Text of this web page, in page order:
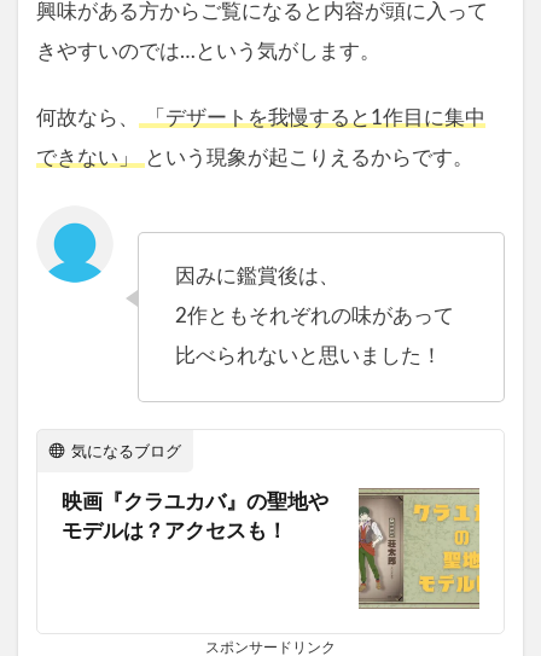
興味がある方からご覧になると内容が頭に入って
きやすいのでは…という気がします。
何故なら、 「デザートを我慢すると1作目に集中
できない」 という現象が起こりえるからです。
因みに鑑賞後は、
2作ともそれぞれの味があって
比べられないと思いました！
気になるブログ
映画『クラユカバ』の聖地や
モデルは？アクセスも！
スポンサードリンク